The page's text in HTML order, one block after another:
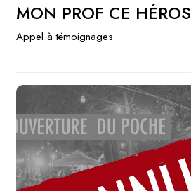
MON PROF CE HÉROS
Appel à témoignages